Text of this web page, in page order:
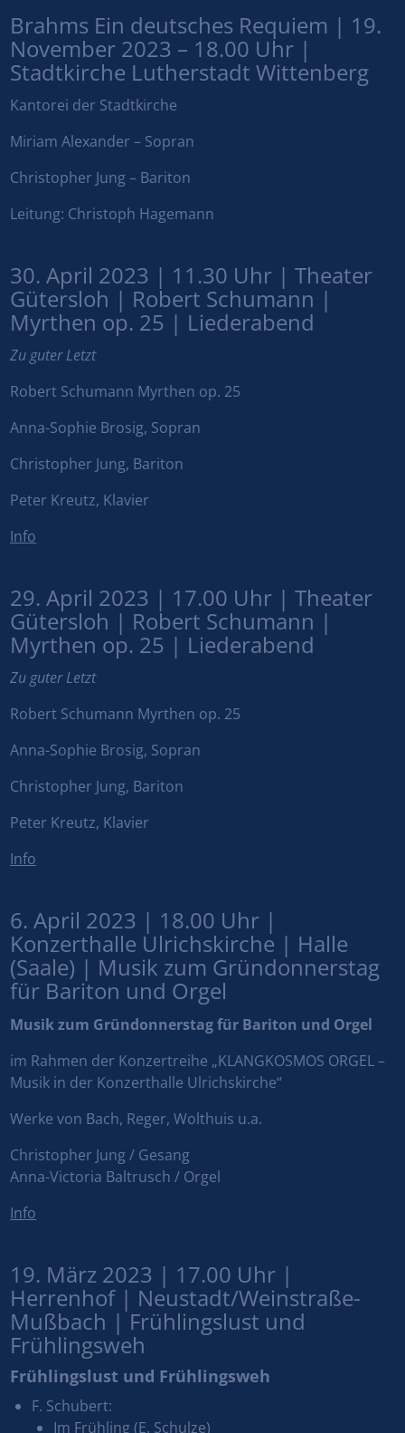
Brahms Ein deutsches Requiem | 19.
November 2023 – 18.00 Uhr |
Stadtkirche Lutherstadt Wittenberg
Kantorei der Stadtkirche
Miriam Alexander – Sopran
Christopher Jung – Bariton
Leitung: Christoph Hagemann
30. April 2023 | 11.30 Uhr | Theater
Gütersloh | Robert Schumann |
Myrthen op. 25 | Liederabend
Zu guter Letzt
Robert Schumann Myrthen op. 25
Anna-Sophie Brosig, Sopran
Christopher Jung, Bariton
Peter Kreutz, Klavier
Info
29. April 2023 | 17.00 Uhr | Theater
Gütersloh | Robert Schumann |
Myrthen op. 25 | Liederabend
Zu guter Letzt
Robert Schumann Myrthen op. 25
Anna-Sophie Brosig, Sopran
Christopher Jung, Bariton
Peter Kreutz, Klavier
Info
6. April 2023 | 18.00 Uhr |
Konzerthalle Ulrichskirche | Halle
(Saale) | Musik zum Gründonnerstag
für Bariton und Orgel
Musik zum Gründonnerstag für Bariton und Orgel
im Rahmen der Konzertreihe „KLANGKOSMOS ORGEL –
Musik in der Konzerthalle Ulrichskirche“
Werke von Bach, Reger, Wolthuis u.a.
Christopher Jung / Gesang
Anna-Victoria Baltrusch / Orgel
Info
19. März 2023 | 17.00 Uhr |
Herrenhof | Neustadt/Weinstraße-
Mußbach | Frühlingslust und
Frühlingsweh
Frühlingslust und Frühlingsweh
F. Schubert:
Im Frühling (E. Schulze)